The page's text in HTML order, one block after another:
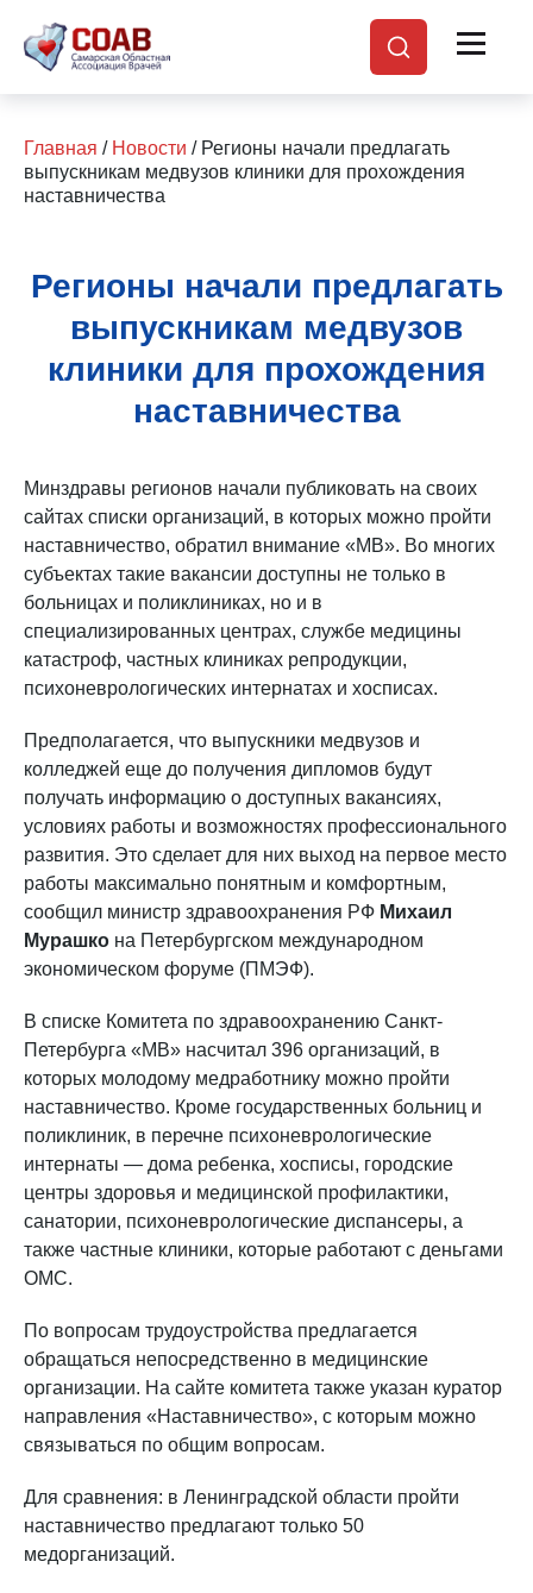
Главная / Новости / Регионы начали предлагать
выпускникам медвузов клиники для прохождения
наставничества
Регионы начали предлагать
выпускникам медвузов
клиники для прохождения
наставничества
Минздравы регионов начали публиковать на своих
сайтах списки организаций, в которых можно пройти
наставничество, обратил внимание «МВ». Во многих
субъектах такие вакансии доступны не только в
больницах и поликлиниках, но и в
специализированных центрах, службе медицины
катастроф, частных клиниках репродукции,
психоневрологических интернатах и хосписах.
Предполагается, что выпускники медвузов и
колледжей еще до получения дипломов будут
получать информацию о доступных вакансиях,
условиях работы и возможностях профессионального
развития. Это сделает для них выход на первое место
работы максимально понятным и комфортным,
сообщил министр здравоохранения РФ Михаил
Мурашко на Петербургском международном
экономическом форуме (ПМЭФ).
В списке Комитета по здравоохранению Санкт-
Петербурга «МВ» насчитал 396 организаций, в
которых молодому медработнику можно пройти
наставничество. Кроме государственных больниц и
поликлиник, в перечне психоневрологические
интернаты — дома ребенка, хосписы, городские
центры здоровья и медицинской профилактики,
санатории, психоневрологические диспансеры, а
также частные клиники, которые работают с деньгами
ОМС.
По вопросам трудоустройства предлагается
обращаться непосредственно в медицинские
организации. На сайте комитета также указан куратор
направления «Наставничество», с которым можно
связываться по общим вопросам.
Для сравнения: в Ленинградской области пройти
наставничество предлагают только 50
медорганизаций.